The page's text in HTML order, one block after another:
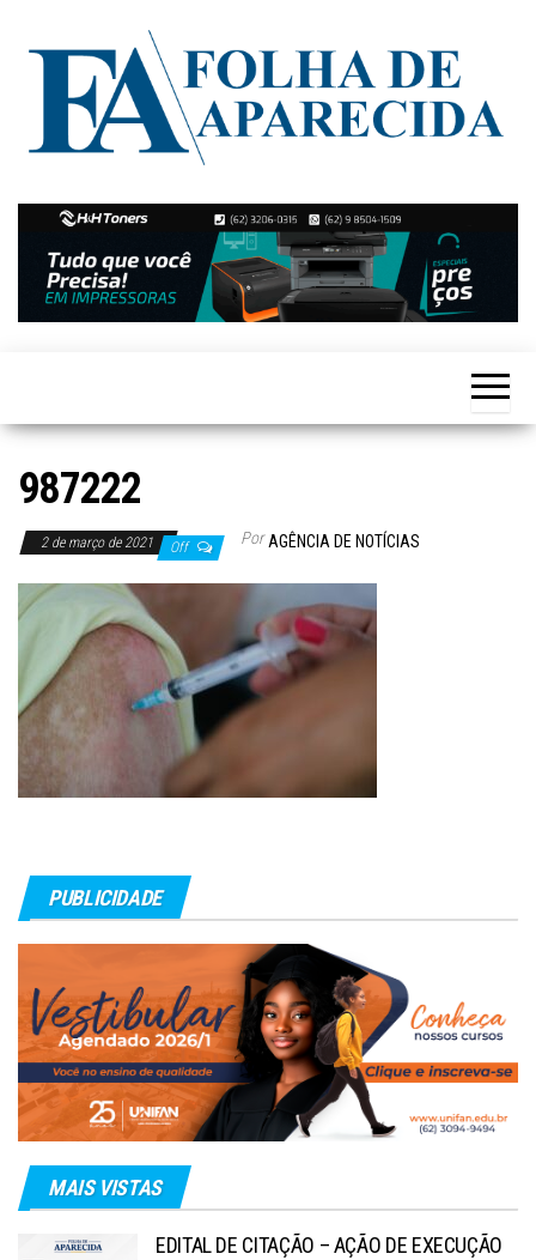
Folha de
Aparecida
Notícias
de
Aparecida
de
Goiânia
987222
2 de março de 2021 Off Por AGÊNCIA DE NOTÍCIAS
PUBLICIDADE
MAIS VISTAS
EDITAL DE CITAÇÃO – AÇÃO DE EXECUÇÃO